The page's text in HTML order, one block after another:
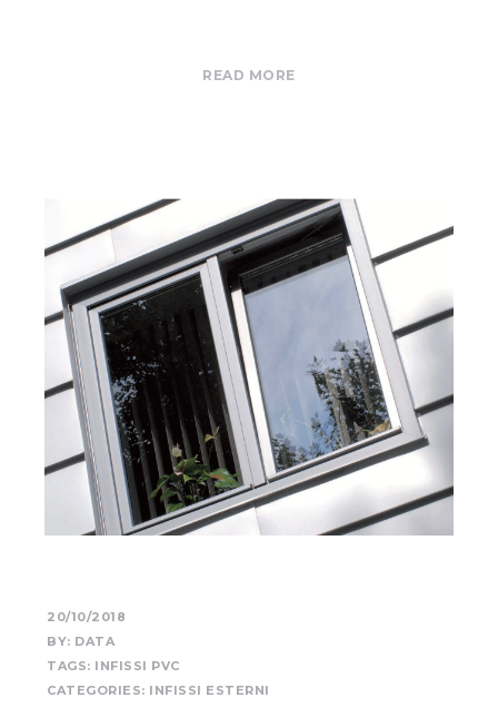
READ MORE
20/10/2018
BY: DATA
TAGS: INFISSI PVC
CATEGORIES: INFISSI ESTERNI